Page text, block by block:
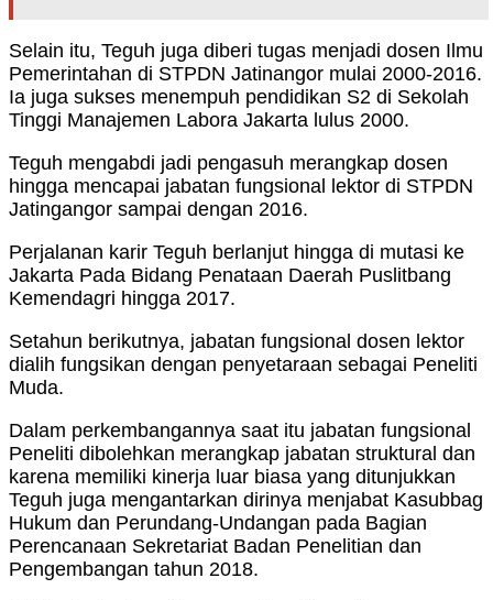
Selain itu, Teguh juga diberi tugas menjadi dosen Ilmu
Pemerintahan di STPDN Jatinangor mulai 2000-2016.
Ia juga sukses menempuh pendidikan S2 di Sekolah
Tinggi Manajemen Labora Jakarta lulus 2000.
Teguh mengabdi jadi pengasuh merangkap dosen
hingga mencapai jabatan fungsional lektor di STPDN
Jatingangor sampai dengan 2016.
Perjalanan karir Teguh berlanjut hingga di mutasi ke
Jakarta Pada Bidang Penataan Daerah Puslitbang
Kemendagri hingga 2017.
Setahun berikutnya, jabatan fungsional dosen lektor
dialih fungsikan dengan penyetaraan sebagai Peneliti
Muda.
Dalam perkembangannya saat itu jabatan fungsional
Peneliti dibolehkan merangkap jabatan struktural dan
karena memiliki kinerja luar biasa yang ditunjukkan
Teguh juga mengantarkan dirinya menjabat Kasubbag
Hukum dan Perundang-Undangan pada Bagian
Perencanaan Sekretariat Badan Penelitian dan
Pengembangan tahun 2018.